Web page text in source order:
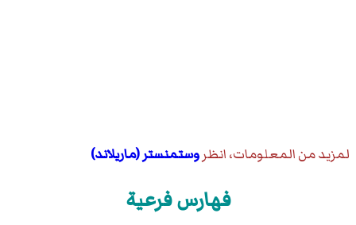
لمزيد من المعلومات، انظروستمنستر (ماريلاند)
فهارس فرعية